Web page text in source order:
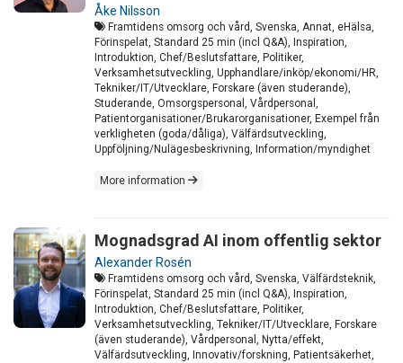
Åke Nilsson
Framtidens omsorg och vård, Svenska, Annat, eHälsa,
Förinspelat, Standard 25 min (incl Q&A), Inspiration,
Introduktion, Chef/Beslutsfattare, Politiker,
Verksamhetsutveckling, Upphandlare/inköp/ekonomi/HR,
Tekniker/IT/Utvecklare, Forskare (även studerande),
Studerande, Omsorgspersonal, Vårdpersonal,
Patientorganisationer/Brukarorganisationer, Exempel från
verkligheten (goda/dåliga), Välfärdsutveckling,
Uppföljning/Nulägesbeskrivning, Information/myndighet
More information
Mognadsgrad AI inom offentlig sektor
Alexander Rosén
Framtidens omsorg och vård, Svenska, Välfärdsteknik,
Förinspelat, Standard 25 min (incl Q&A), Inspiration,
Introduktion, Chef/Beslutsfattare, Politiker,
Verksamhetsutveckling, Tekniker/IT/Utvecklare, Forskare
(även studerande), Vårdpersonal, Nytta/effekt,
Välfärdsutveckling, Innovativ/forskning, Patientsäkerhet,